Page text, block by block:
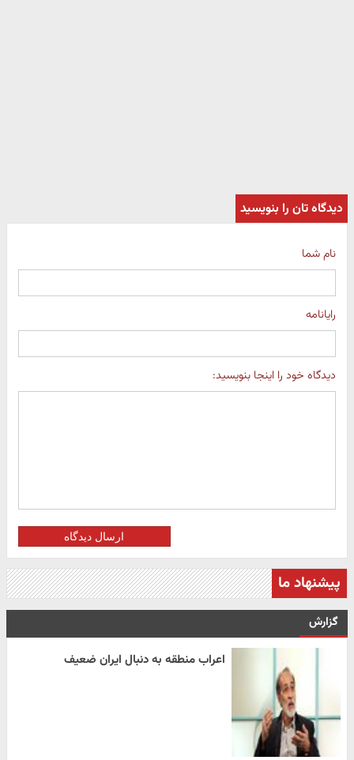
دیدگاه تان را بنویسید
نام شما
رایانامه
دیدگاه خود را اینجا بنویسید:
ارسال دیدگاه
پیشنهاد ما
گزارش
اعراب منطقه به دنبال ایران ضعیف